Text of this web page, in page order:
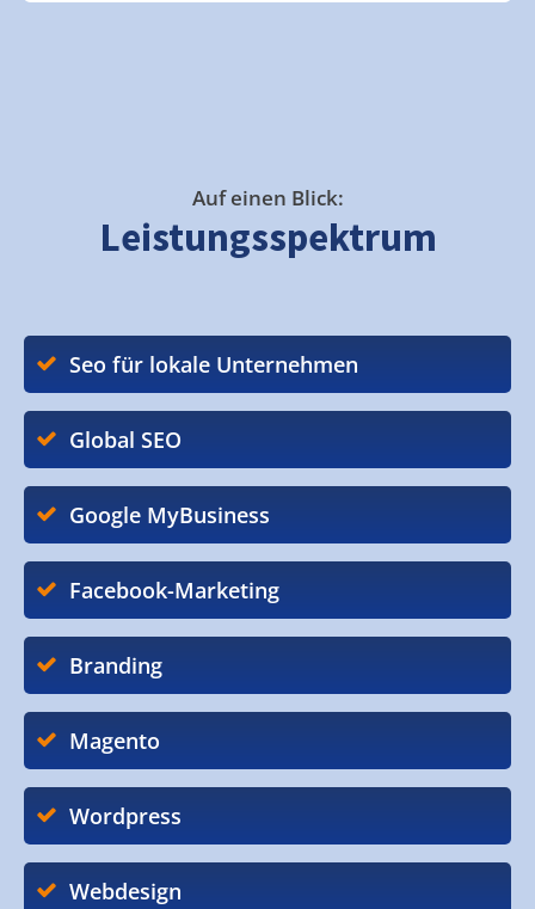
Auf einen Blick:
Leistungsspektrum
Seo für lokale Unternehmen
Global SEO
Google MyBusiness
Facebook-Marketing
Branding
Magento
Wordpress
Webdesign